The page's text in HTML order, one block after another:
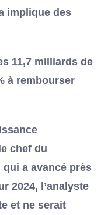
implique des
11,7 milliards de
à rembourser
chef du
a avancé près
2024, l’analyste
et ne serait